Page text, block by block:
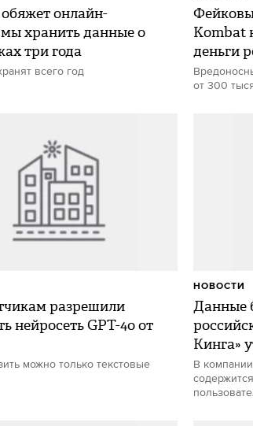
онлайн-
хранить данные о
три года
всего год
Kombat
деньги
от 300
разрешили
нейросеть GPT-4o от
можно только текстовые
Данные
Кинга»
В
НОВОСТИ